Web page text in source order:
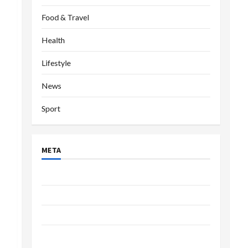
Food & Travel
Health
Lifestyle
News
Sport
META